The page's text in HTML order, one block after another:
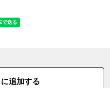
追加する